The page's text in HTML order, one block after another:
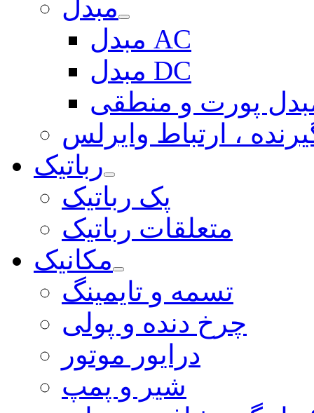
مبدل
مبدل AC
مبدل DC
پورت و منطقی
، ارتباط وایرلس
رباتیک
پک رباتیک
متعلقات رباتیک
مکانیک
تسمه و تایمینگ
چرخ دنده و پولی
درایور موتور
شیر و پمپ